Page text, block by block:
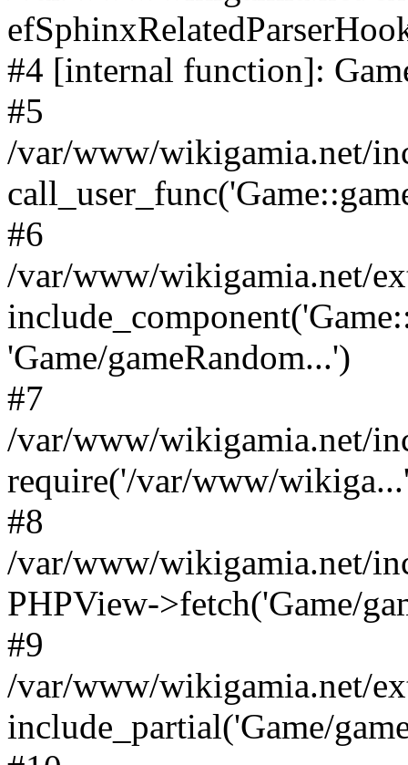
#4 [internal function]:
#5
/var/www/wikigamia.net/
#6
/var/www/wikigamia.net/
'Game/gameRandom...')
#7
/var/www/wikigamia.net/
require('/var/www/
#8
/var/www/wikigamia.net/
PHPView->fetch('Game/
#9
/var/www/wikigamia.net/
include_partial('Game/